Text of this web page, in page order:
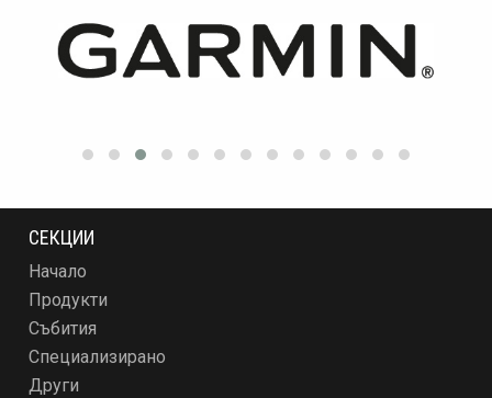
СЕКЦИИ
Начало
Продукти
Събития
Специализирано
Други